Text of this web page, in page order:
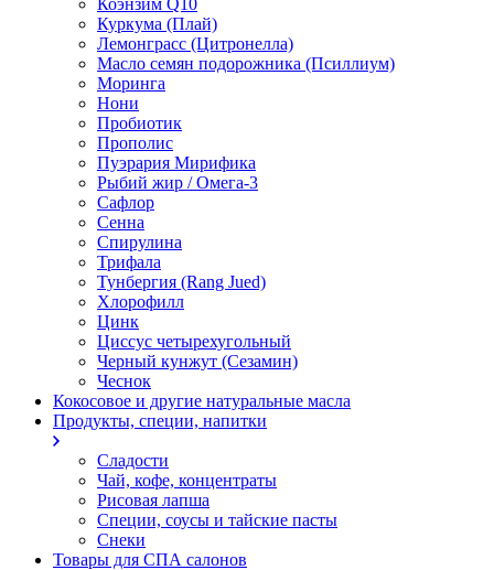
Коэнзим Q10
Куркума (Плай)
Лемонграсс (Цитронелла)
Масло семян подорожника (Псиллиум)
Моринга
Нони
Пробиотик
Прополис
Пуэрария Мирифика
Рыбий жир / Омега-3
Сафлор
Сенна
Спирулина
Трифала
Тунбергия (Rang Jued)
Хлорофилл
Цинк
Циссус четырехугольный
Черный кунжут (Сезамин)
Чеснок
Кокосовое и другие натуральные масла
Продукты, специи, напитки
Сладости
Чай, кофе, концентраты
Рисовая лапша
Специи, соусы и тайские пасты
Снеки
Товары для СПА салонов